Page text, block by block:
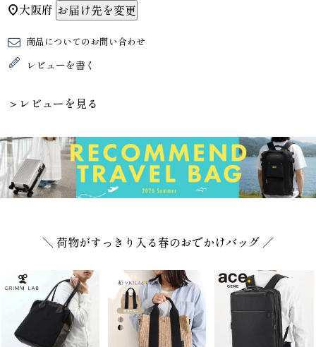
大阪府 お届け先を変更
商品についてのお問い合わせ
レビューを書く
＞レビューを見る
＼ 荷物がすっきり入る春のおでかけバッグ ／